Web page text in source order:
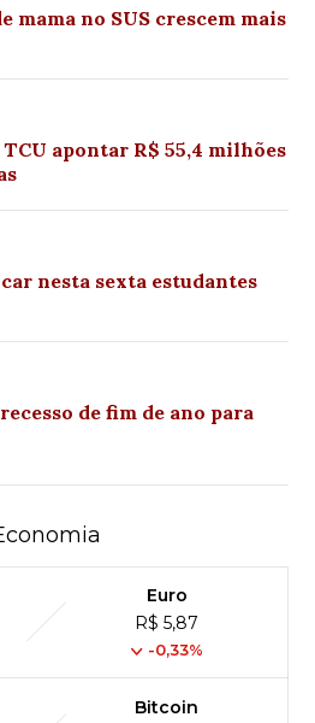
mama no SUS crescem mais
apontar R$ 55,4 milhões
nesta sexta estudantes
de fim de ano para
Euro
R$ 5,87
-0,33%
Bitcoin